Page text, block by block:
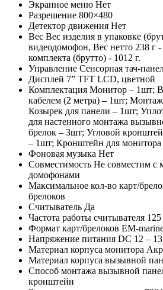
Экранное меню Нет
Разрешение 800×480
Детектор движения Нет
Вес Вес изделия в упаковке
видеодомофон, Вес нетто 238 г -
комплекта (брутто) - 1012 г.
Управление Сенсорная тач-
Дисплей 7” TFT LCD, цветной
Комплектация Монитор – 1шт;
кабелем (2 метра) – 1шт;
Козырек для панели – 1шт;
для настенного монтажа
брелок – 3шт; Угловой
– 1шт; Кронштейн для монитора
Фоновая музыка Нет
Совместимость Не совместим с
домофонами
Максимальное кол-во карт/
брелоков
Считыватель Да
Частота работы считывателя
Формат карт/брелоков EM-
Напряжение питания DC 12 –
Материал корпуса монитора
Материал корпуса вызывной
Способ монтажа вызывной
кронштейн